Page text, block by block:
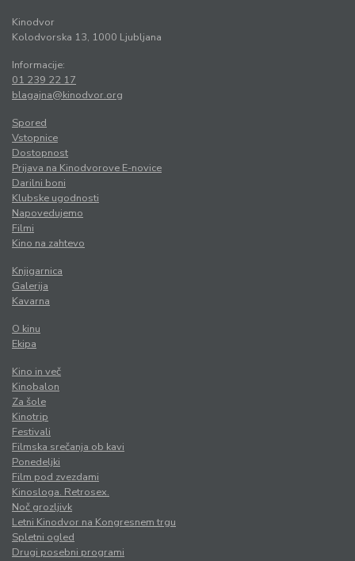
Kinodvor
Kolodvorska 13, 1000 Ljubljana
Informacije:
01 239 22 17
blagajna@kinodvor.org
Spored
Vstopnice
Dostopnost
Prijava na Kinodvorove E-novice
Darilni boni
Klubske ugodnosti
Napovedujemo
Filmi
Kino na zahtevo
Knjigarnica
Galerija
Kavarna
O kinu
Ekipa
Kino in več
Kinobalon
Za šole
Kinotrip
Festivali
Filmska srečanja ob kavi
Ponedeljki
Film pod zvezdami
Kinosloga. Retrosex.
Noč grozljivk
Letni Kinodvor na Kongresnem trgu
Spletni ogled
Drugi posebni programi